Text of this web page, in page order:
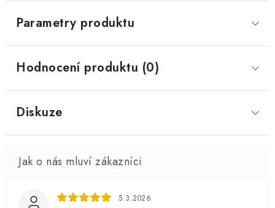
Parametry produktu
Hodnocení produktu (0)
Diskuze
5.3.2026